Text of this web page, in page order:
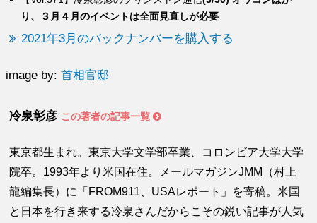
り、３月４月のイベントは全面見直しが必要
2021年3月のバックナンバーを購入する
image by:首相官邸
冷泉彰彦 この著者の記事一覧
東京都生まれ。東京大学文学部卒業、コロンビア大学大学
院卒。1993年より米国在住。メールマガジンJMM（村上
龍編集長）に「FROM911、USAレポート」を寄稿。米国
と日本を行き来する冷泉さんだからこその鋭い記事が人気